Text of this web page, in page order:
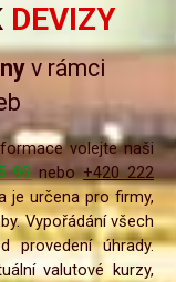
DEVIZY
v rámci
volejte naši
99nebo+420 222
je určena pro firmy,
Vypořádání všech
provedení úhrady.
valutové kurzy,